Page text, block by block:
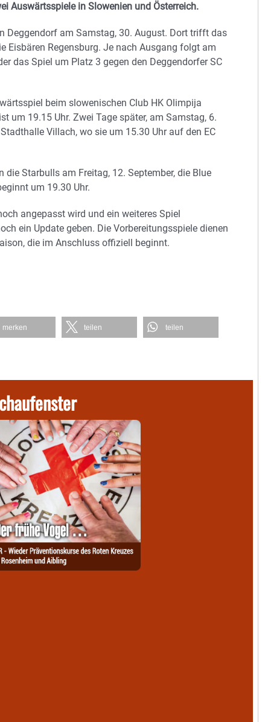
Auswärtsspiele in Slowenien und Österreich.
Deggendorf am Samstag, 30. August. Dort trifft das
Eisbären Regensburg. Je nach Ausgang folgt am
das Spiel um Platz 3 gegen den Deggendorfer SC
beim slowenischen Club HK Olimpija
um 19.15 Uhr. Zwei Tage später, am Samstag, 6.
Villach, wo sie um 15.30 Uhr auf den EC
Starbulls am Freitag, 12. September, die Blue
um 19.30 Uhr.
angepasst wird und ein weiteres Spiel
ein Update geben. Die Vorbereitungsspiele dienen
die im Anschluss offiziell beginnt.
merken teilen teilen